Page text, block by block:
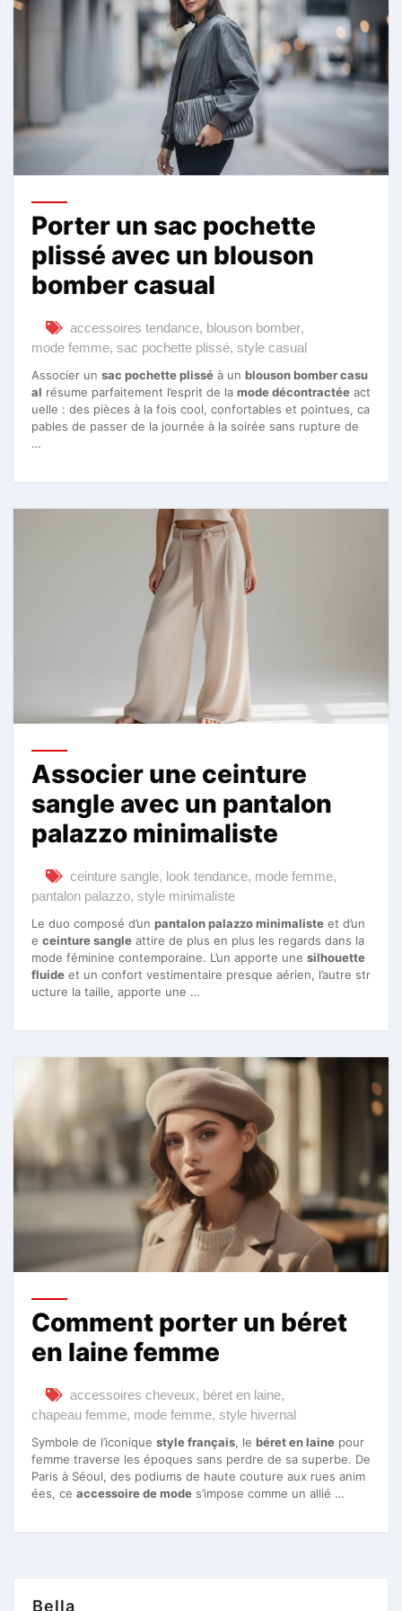
Porter un sac pochette
plissé avec un blouson
bomber casual
accessoires tendance, blouson bomber,
mode femme, sac pochette plissé, style casual
Associer un sac pochette plissé à un blouson bomber casu
al résume parfaitement l’esprit de la mode décontractée act
uelle : des pièces à la fois cool, confortables et pointues, ca
pables de passer de la journée à la soirée sans rupture de
…
Associer une ceinture
sangle avec un pantalon
palazzo minimaliste
ceinture sangle, look tendance, mode femme,
pantalon palazzo, style minimaliste
Le duo composé d’un pantalon palazzo minimaliste et d’un
e ceinture sangle attire de plus en plus les regards dans la
mode féminine contemporaine. L’un apporte une silhouette
fluide et un confort vestimentaire presque aérien, l’autre str
ucture la taille, apporte une …
Comment porter un béret
en laine femme
accessoires cheveux, béret en laine,
chapeau femme, mode femme, style hivernal
Symbole de l’iconique style français, le béret en laine pour
femme traverse les époques sans perdre de sa superbe. De
Paris à Séoul, des podiums de haute couture aux rues anim
ées, ce accessoire de mode s’impose comme un allié …
Bella